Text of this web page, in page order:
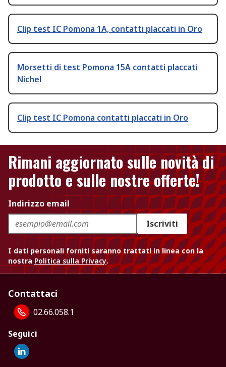
Clip test IC Pomona 1A, contatti placcati in Oro
Morsetti di test Pomona 15A contatti placcati
Nichel
Clip test IC Pomona contatti placcati in Oro
Rimani aggiornato sulle novità di
prodotto e sulle nostre offerte!
Indirizzo email
Iscriviti
I dati personali forniti saranno trattati in linea con la
nostra Politica sulla Privacy.
Contattaci
02.66.058.1
Seguici